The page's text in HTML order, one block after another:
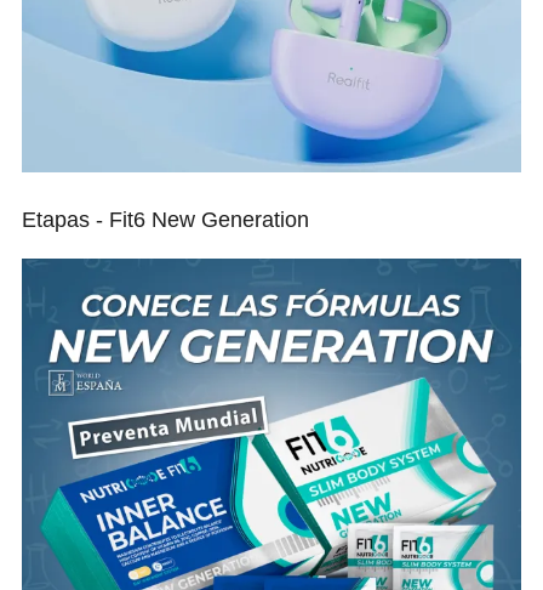
Etapas - Fit6 New Generation